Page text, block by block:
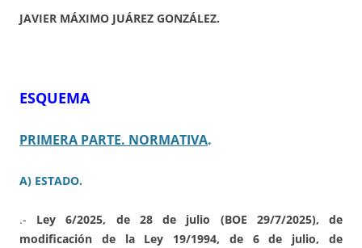
JAVIER MÁXIMO JUÁREZ GONZÁLEZ.
ESQUEMA
PRIMERA PARTE. NORMATIVA.
A) ESTADO.
.- Ley 6/2025, de 28 de julio (BOE 29/7/2025), de
modificación de la Ley 19/1994, de 6 de julio, de